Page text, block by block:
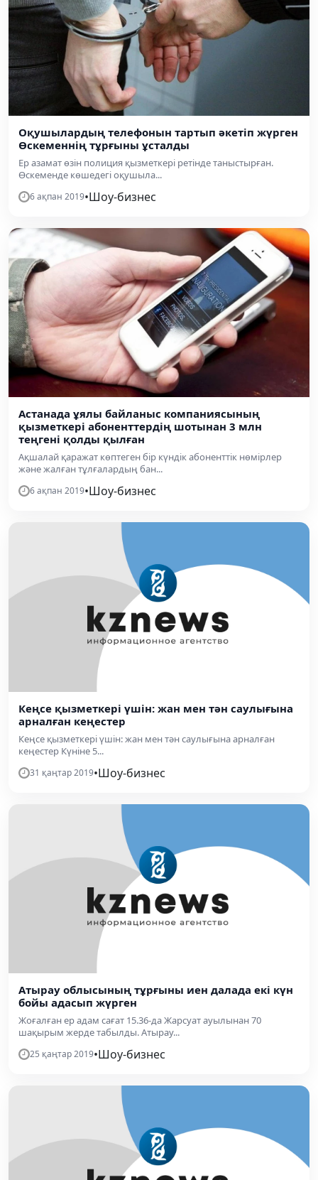
Оқушылардың телефонын тартып әкетіп жүрген
Өскеменнің тұрғыны ұсталды
Ер азамат өзін полиция қызметкері ретінде таныстырған.
Өскеменде көшедегі оқушыла...
6 ақпан 2019•Шоу-бизнес
Астанада ұялы байланыс компаниясының
қызметкері абоненттердің шотынан 3 млн
теңгені қолды қылған
Ақшалай қаражат көптеген бір күндік абоненттік нөмірлер
және жалған тұлғалардың бан...
6 ақпан 2019•Шоу-бизнес
Кеңсе қызметкері үшін: жан мен тән саулығына
арналған кеңестер
Кеңсе қызметкері үшін: жан мен тән саулығына арналған
кеңестер Күніне 5...
31 қаңтар 2019•Шоу-бизнес
Атырау облысының тұрғыны иен далада екі күн
бойы адасып жүрген
Жоғалған ер адам сағат 15.36-да Жарсуат ауылынан 70
шақырым жерде табылды. Атырау...
25 қаңтар 2019•Шоу-бизнес